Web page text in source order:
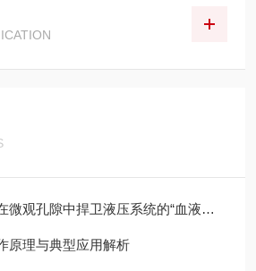
孔隙中捍卫液压系统的“血液纯净”
原理与典型应用解析